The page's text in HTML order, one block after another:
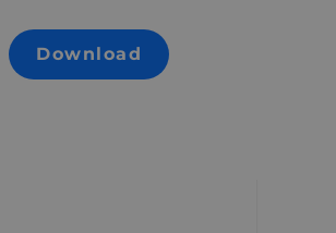
Download